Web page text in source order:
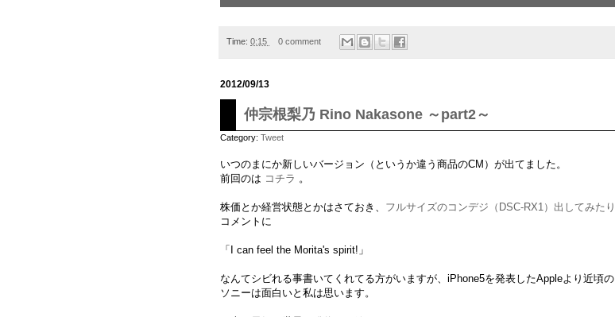
Time: 0:15 0 comment
2012/09/13
仲宗根梨乃 Rino Nakasone ～part2～
Category: Tweet
いつのまにか新しいバージョン（というか違う商品のCM）が出てました。
前回のは コチラ 。
株価とか経営状態とかはさておき、 フルサイズのコンデジ（DSC-RX1）出してみたり
コメントに
「I can feel the Morita's spirit!」
なんてシビれる事書いてくれてる方がいますが、iPhone5を発表したAppleより近頃の
ソニーは面白いと私は思います。